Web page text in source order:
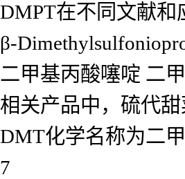
DMPT在不同文献
β-
二甲基丙酸噻啶 二
相关产品中，硫代
DMT化学名称为二
7